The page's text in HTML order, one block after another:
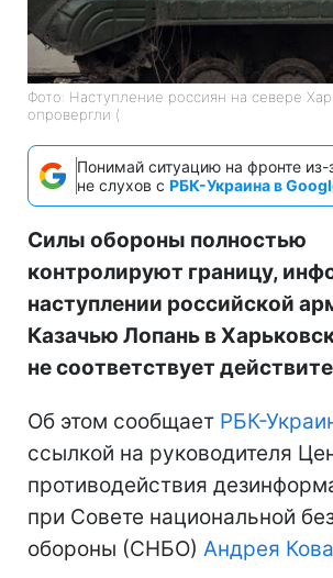
Фото: Наступление россиян на севере
опровергли (
Понимай ситуацию на фронте из-
не слухов с РБК-Украина в
Силы обороны полностью
контролируют границу,
наступлении российской
Казачью Лопань в
не соответствует
Об этом сообщает РБК-
ссылкой на руководителя
противодействия
при Совете национальной
обороны (СНБО) Андрея